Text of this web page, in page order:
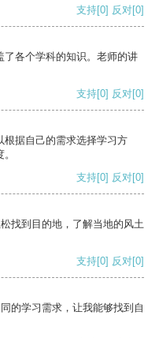
支持[0] 反对[0]
各个学科的知识。老师的讲
支持[0] 反对[0]
根据自己的需求选择学习方
支持[0] 反对[0]
找到目的地，了解当地的风土
支持[0] 反对[0]
的学习需求，让我能够找到自